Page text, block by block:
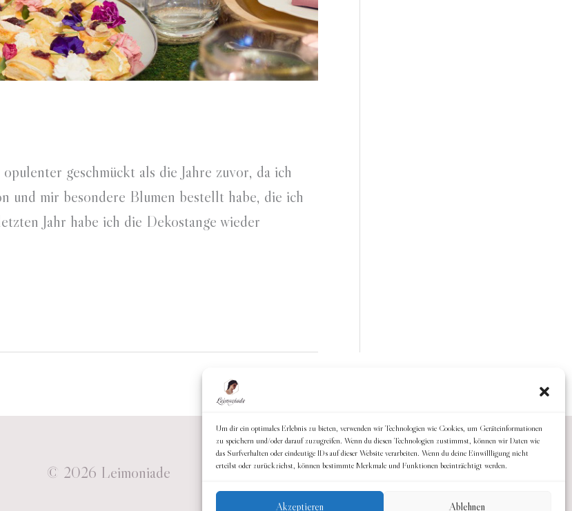
Um dir ein optimales Erlebnis zu bieten, verwenden wir Technologien wie Cookies, um Geräteinformationen
zu speichern und/oder darauf zuzugreifen. Wenn du diesen Technologien zustimmst, können wir Daten wie
das Surfverhalten oder eindeutige IDs auf dieser Website verarbeiten. Wenn du deine Einwillligung nicht
erteilst oder zurückziehst, können bestimmte Merkmale und Funktionen beeinträchtigt werden.
Akzeptieren Ablehnen
geschmückt als die Jahre zuvor, da ich
und mir besondere Blumen bestellt habe, die ich
Jahr habe ich die Dekostange wieder
© 2026 Leimoniade